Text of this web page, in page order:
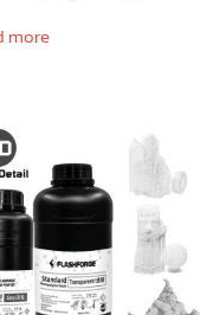
more